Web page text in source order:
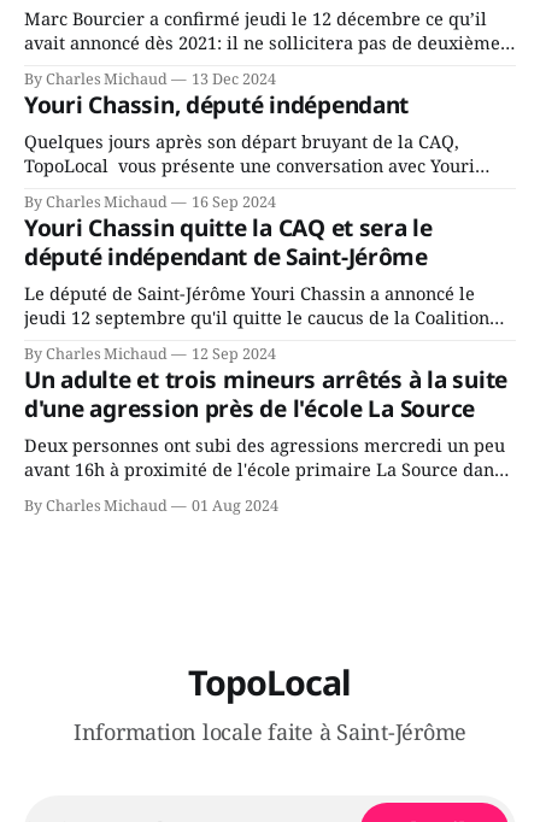
Marc Bourcier a confirmé jeudi le 12 décembre ce qu’il
avait annoncé dès 2021: il ne sollicitera pas de deuxième
mandat à titre de maire de Saint-Jérôme. Bourcier en a
fait l’annonce en s’adressant aux employés de la ville,
rassemblés en soirée pour leur traditionnel souper
By Charles Michaud 13 Dec 2024
Youri Chassin, député indépendant
Quelques jours après son départ bruyant de la CAQ,
TopoLocal vous présente une conversation avec Youri
Chassin. Nous avons causé de sa décision. Y songeait-il
depuis longtemps? Sera-t-il candidat indépendant dans 2
ans? Joindrait-il un autre parti, par exemple les
conservateurs d’Éric Duhaime? Que lui
By Charles Michaud 16 Sep 2024
Youri Chassin quitte la CAQ et sera le
député indépendant de Saint-Jérôme
Le député de Saint-Jérôme Youri Chassin a annoncé le
jeudi 12 septembre qu'il quitte le caucus de la Coalition
Avenir Québec de François Legault parce qu'il est déçu du
gouvernement de la CAQ, surtout de son incapacité, qu'il
juge chronique, à offrir des
By Charles Michaud 12 Sep 2024
Un adulte et trois mineurs arrêtés à la suite
d'une agression près de l'école La Source
Deux personnes ont subi des agressions mercredi un peu
avant 16h à proximité de l'école primaire La Source dans
le secteur Bellefeuille de Saint-Jérôme. L'une de deux
victimes aurait été écrasée sous un véhicule et aspergée
By Charles Michaud 01 Aug 2024
TopoLocal
Information locale faite à Saint-Jérôme